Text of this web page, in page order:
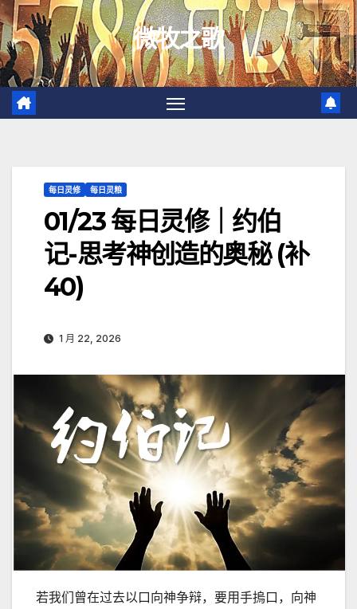
跳
至
内
容
微牧之歌
每日灵修 每日灵粮
01/23 每日灵修｜约伯
记-思考神创造的奥秘 (补
40)
1 月 22, 2026
若我们曾在过去以口向神争辩，要用手摀口，向神